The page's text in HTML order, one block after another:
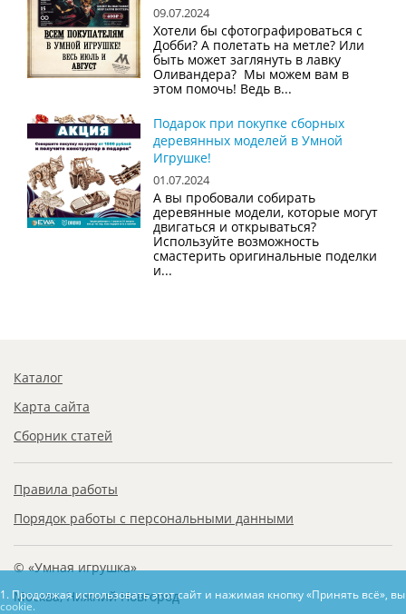
09.07.2024
Хотели бы сфотографироваться с
Добби? А полетать на метле? Или
быть может заглянуть в лавку
Оливандера? Мы можем вам в
этом помочь! Ведь в...
Подарок при покупке сборных
деревянных моделей в Умной
Игрушке!
01.07.2024
А вы пробовали собирать
деревянные модели, которые могут
двигаться и открываться?
Используйте возможность
смастерить оригинальные поделки
и...
Каталог
Карта сайта
Сборник статей
Правила работы
Порядок работы с персональными данными
© «Умная игрушка»
Москва, Нижний Новгород
1. Продолжая использовать этот сайт и нажимая кнопку «Принять всё»,
cookie.